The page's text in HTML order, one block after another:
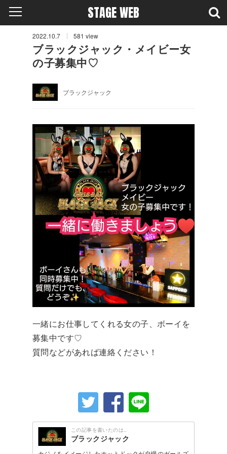
STAGE WEB
2022.10.7 581 view
ブラックジャック・メイビー女
の子募集中♡
ブラックジャック
一緒にお仕事してくれる女の子、ボーイを
募集中です♡
質問などがあれば連絡ください！
この記事を書いたのは..
ブラックジャック